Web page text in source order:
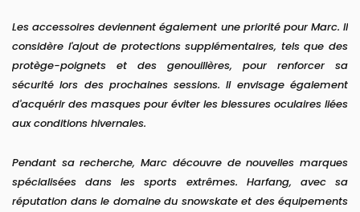
Les accessoires deviennent également une priorité pour Marc. Il
considère l'ajout de protections supplémentaires, tels que des
protège-poignets et des genouillères, pour renforcer sa
sécurité lors des prochaines sessions. Il envisage également
d'acquérir des masques pour éviter les blessures oculaires liées
aux conditions hivernales.
Pendant sa recherche, Marc découvre de nouvelles marques
spécialisées dans les sports extrêmes. Harfang, avec sa
réputation dans le domaine du snowskate et des équipements